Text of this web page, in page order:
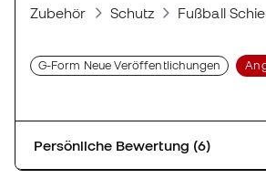
Zubehör Schutz Fußball
G-Form Neue Veröffentlichungen
Persönliche Bewertung (6)